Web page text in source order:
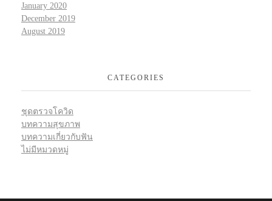
January 2020
December 2019
August 2019
CATEGORIES
ชุดตรวจโควิด
บทความสุขภาพ
บทความเกี่ยวกับฟัน
ไม่มีหมวดหมู่